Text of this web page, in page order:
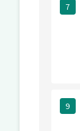
7
9